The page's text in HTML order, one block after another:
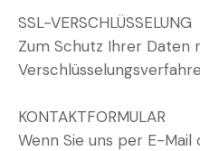
SSL-VERSCHLÜSSELUNG
Zum Schutz Ihrer Daten
KONTAKTFORMULAR
Wenn Sie uns per E-